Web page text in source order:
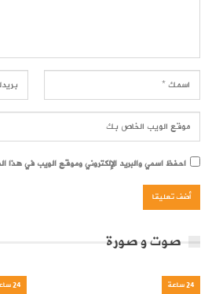
احفظ اسمي والبريد الإلكتروني وموقع الويب في هذا
صوت و صورة
24 ساعة 24 ساعة